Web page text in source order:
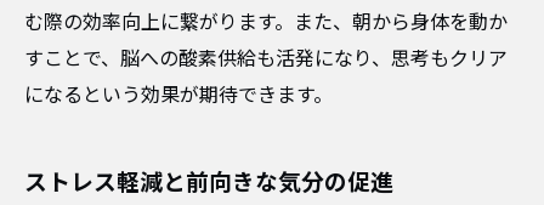
む際の効率向上に繋がります。また、朝から身体を動か
すことで、脳への酸素供給も活発になり、思考もクリア
になるという効果が期待できます。
ストレス軽減と前向きな気分の促進